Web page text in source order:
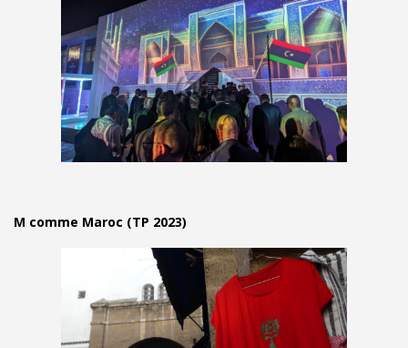
M comme Maroc (TP 2023)